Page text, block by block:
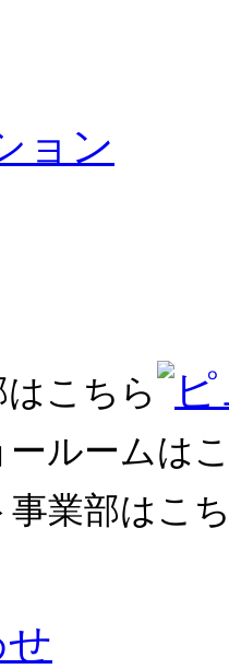
こちら
ールームは
事業部はこ